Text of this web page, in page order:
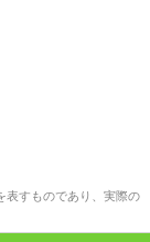
表すものであり、実際の